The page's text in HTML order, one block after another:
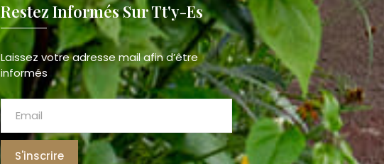
Restez Informés Sur Tt'y-Es
Laissez votre adresse mail afin d’être
informés
S'inscrire